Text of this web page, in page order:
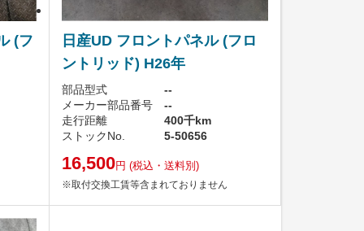
(フ
日産UD フロントパネル (フロ
ントリッド) H26年
部品型式
--
メーカー部品番号
--
走行距離
400千km
ストックNo.
5-50656
16,500円 (税込・送料別)
※取付交換工賃等含まれておりません